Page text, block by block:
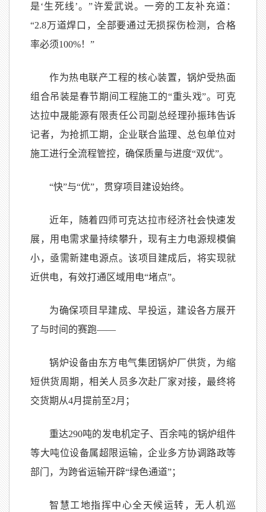
是‘生死线’。”许爱武说。一旁的工友补充道：
“2.8万道焊口，全部要通过无损探伤检测，合格
率必须100%！”
作为热电联产工程的核心装置，锅炉受热面
组合吊装是春节期间工程施工的“重头戏”。可克
达拉中晟能源有限责任公司副总经理孙振玮告诉
记者，为抢抓工期，企业联合监理、总包单位对
施工进行全流程管控，确保质量与进度“双优”。
“快”与“优”，贯穿项目建设始终。
近年，随着四师可克达拉市经济社会快速发
展，用电需求量持续攀升，现有主力电源规模偏
小，亟需新建电源点。该项目建成后，将实现就
近供电，有效打通区域用电“堵点”。
为确保项目早建成、早投运，建设各方展开
了与时间的赛跑——
锅炉设备由东方电气集团锅炉厂供货，为缩
短供货周期，相关人员多次赴厂家对接，最终将
交货期从4月提前至2月；
重达290吨的发电机定子、百余吨的锅炉组件
等大吨位设备属超限运输，企业多方协调路政等
部门，为跨省运输开辟“绿色通道”；
智慧工地指挥中心全天候运转，无人机巡